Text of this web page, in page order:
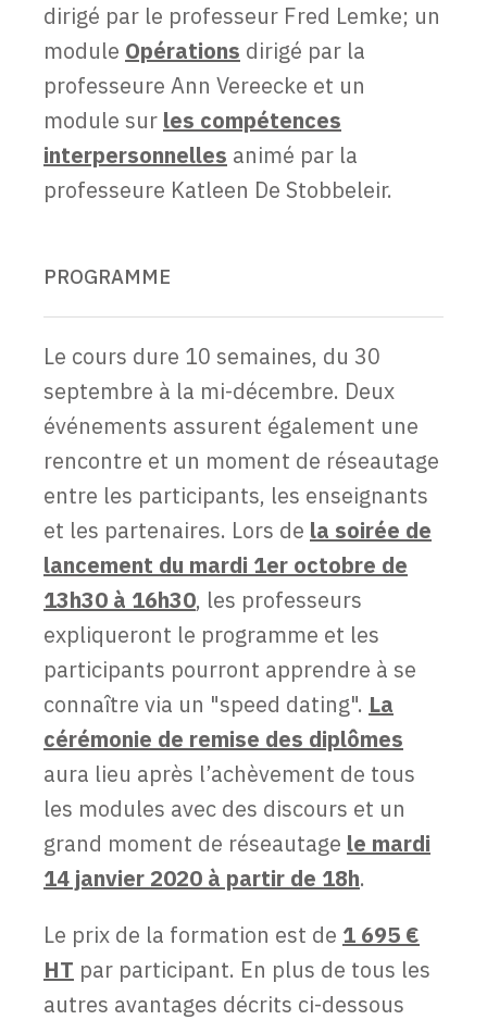
dirigé par le professeur Fred Lemke; un
module Opérations dirigé par la
professeure Ann Vereecke et un
module sur les compétences
interpersonnelles animé par la
professeure Katleen De Stobbeleir.
PROGRAMME
Le cours dure 10 semaines, du 30
septembre à la mi-décembre. Deux
événements assurent également une
rencontre et un moment de réseautage
entre les participants, les enseignants
et les partenaires. Lors de la soirée de
lancement du mardi 1er octobre de
13h30 à 16h30, les professeurs
expliqueront le programme et les
participants pourront apprendre à se
connaître via un "speed dating". La
cérémonie de remise des diplômes
aura lieu après l’achèvement de tous
les modules avec des discours et un
grand moment de réseautage le mardi
14 janvier 2020 à partir de 18h.
Le prix de la formation est de 1 695 €
HT par participant. En plus de tous les
autres avantages décrits ci-dessous